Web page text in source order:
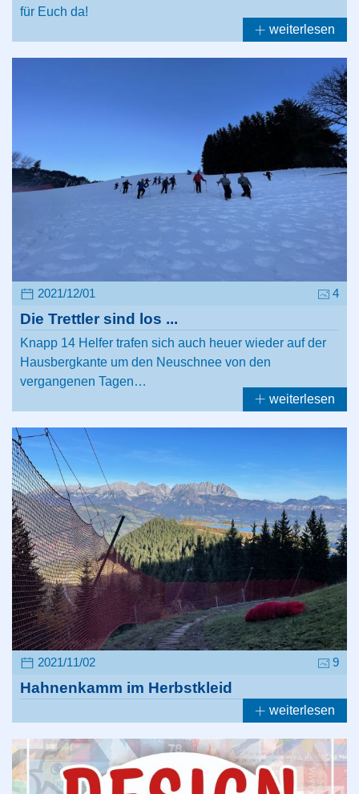
für Euch da!
weiterlesen
2021/12/01 4
Die Trettler sind los ...
Knapp 14 Helfer trafen sich auch heuer wieder auf der
Hausbergkante um den Neuschnee von den
vergangenen Tagen…
weiterlesen
2021/11/02 9
Hahnenkamm im Herbstkleid
weiterlesen